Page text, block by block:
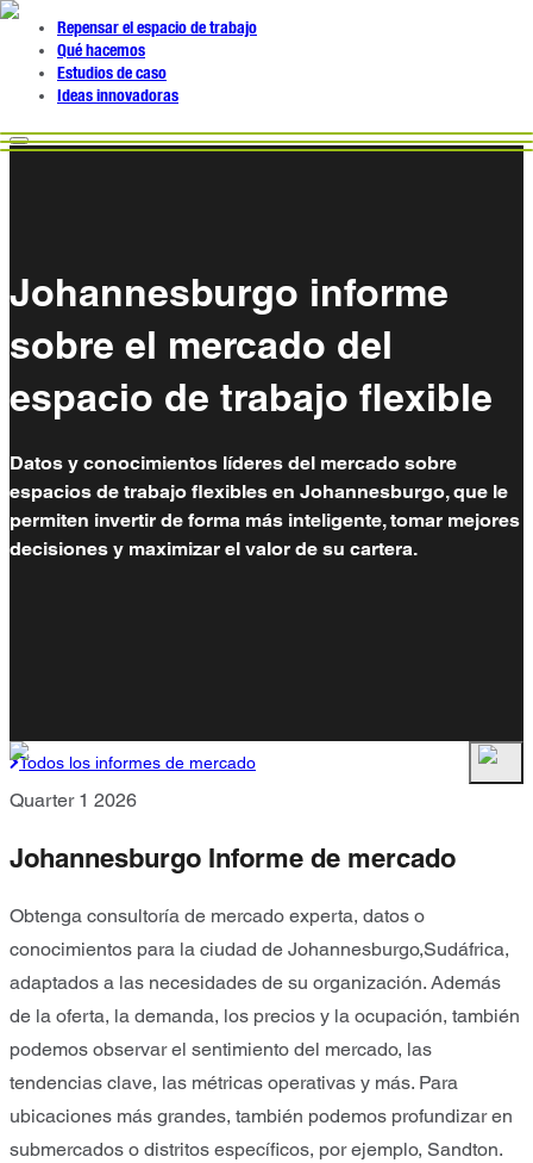
Repensar el espacio de trabajo
Qué hacemos
Estudios de caso
Ideas innovadoras
Johannesburgo informe
sobre el mercado del
espacio de trabajo flexible
Datos y conocimientos líderes del mercado sobre
espacios de trabajo flexibles en Johannesburgo, que le
permiten invertir de forma más inteligente, tomar mejores
decisiones y maximizar el valor de su cartera.
Todos los informes de mercado
Quarter 1 2026
Johannesburgo Informe de mercado
Obtenga consultoría de mercado experta, datos o
conocimientos para la ciudad de Johannesburgo,Sudáfrica,
adaptados a las necesidades de su organización. Además
de la oferta, la demanda, los precios y la ocupación, también
podemos observar el sentimiento del mercado, las
tendencias clave, las métricas operativas y más. Para
ubicaciones más grandes, también podemos profundizar en
submercados o distritos específicos, por ejemplo, Sandton.